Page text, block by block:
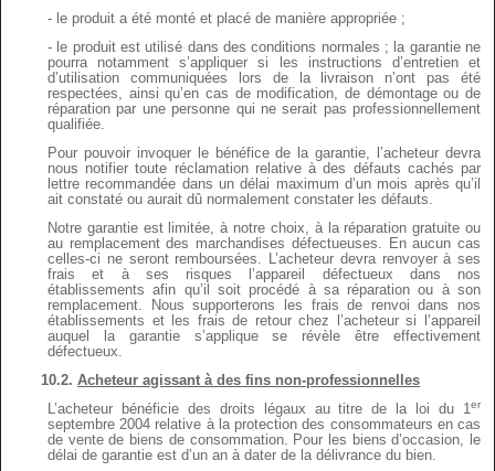
- le produit a été monté et placé de manière appropriée ;
- le produit est utilisé dans des conditions normales ; la garantie ne
pourra notamment s’appliquer si les instructions d’entretien et
d’utilisation communiquées lors de la livraison n’ont pas été
respectées, ainsi qu’en cas de modification, de démontage ou de
réparation par une personne qui ne serait pas professionnellement
qualifiée.
Pour pouvoir invoquer le bénéfice de la garantie, l’acheteur devra
nous notifier toute réclamation relative à des défauts cachés par
lettre recommandée dans un délai maximum d’un mois après qu’il
ait constaté ou aurait dû normalement constater les défauts.
Notre garantie est limitée, à notre choix, à la réparation gratuite ou
au remplacement des marchandises défectueuses. En aucun cas
celles-ci ne seront remboursées. L’acheteur devra renvoyer à ses
frais et à ses risques l’appareil défectueux dans nos
établissements afin qu’il soit procédé à sa réparation ou à son
remplacement. Nous supporterons les frais de renvoi dans nos
établissements et les frais de retour chez l’acheteur si l’appareil
auquel la garantie s’applique se révèle être effectivement
défectueux.
10.2.Acheteur agissant à des fins non-professionnelles
L’acheteur bénéficie des droits légaux au titre de la loi du 1er
septembre 2004 relative à la protection des consommateurs en cas
de vente de biens de consommation. Pour les biens d’occasion, le
délai de garantie est d’un an à dater de la délivrance du bien.